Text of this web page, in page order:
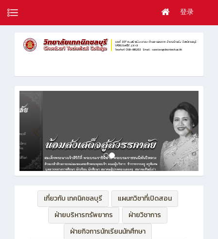
登录
เกี่ยวกับ เทคนิคชลบุรี
แผนกวิชาที่เปิดสอน
ฝ่ายบริหารทรัพยากร
ฝ่ายวิชาการ